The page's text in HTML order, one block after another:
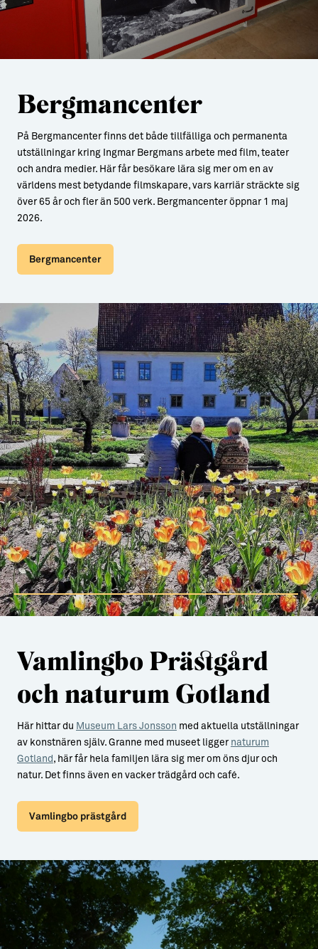
Bergmancenter
På Bergmancenter finns det både tillfälliga och permanenta
utställningar kring Ingmar Bergmans arbete med film, teater
och andra medier. Här får besökare lära sig mer om en av
världens mest betydande filmskapare, vars karriär sträckte sig
över 65 år och fler än 500 verk. Bergmancenter öppnar 1 maj
2026.
Bergmancenter
Vamlingbo Prästgård
och naturum Gotland
Här hittar du Museum Lars Jonsson med aktuella utställningar
av konstnären själv. Granne med museet ligger naturum
Gotland , här får hela familjen lära sig mer om öns djur och
natur. Det finns även en vacker trädgård och café.
Vamlingbo prästgård